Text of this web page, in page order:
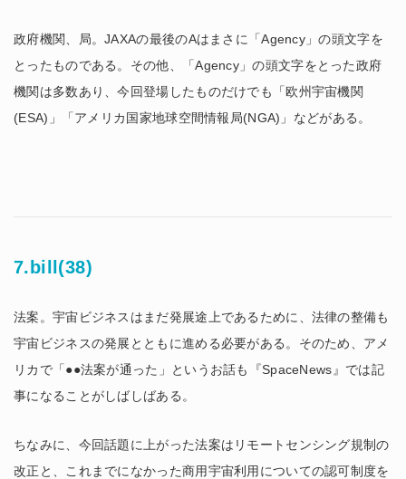
政府機関、局。JAXAの最後のAはまさに「Agency」の頭文字を
とったものである。その他、「Agency」の頭文字をとった政府
機関は多数あり、今回登場したものだけでも「欧州宇宙機関
(ESA)」「アメリカ国家地球空間情報局(NGA)」などがある。
7.bill(38)
法案。宇宙ビジネスはまだ発展途上であるために、法律の整備も
宇宙ビジネスの発展とともに進める必要がある。そのため、アメ
リカで「●●法案が通った」というお話も『SpaceNews』では記
事になることがしばしばある。
ちなみに、今回話題に上がった法案はリモートセンシング規制の
改正と、これまでになかった商用宇宙利用についての認可制度を